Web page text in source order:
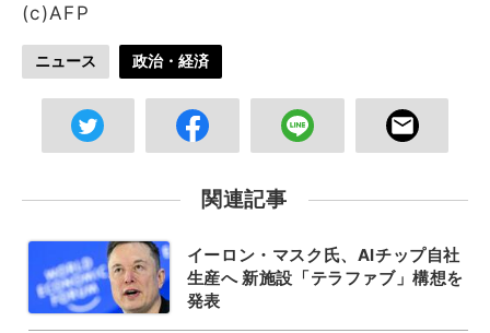
(c)AFP
ニュース 政治・経済
関連記事
イーロン・マスク氏、AIチップ自社
生産へ 新施設「テラファブ」構想を
発表